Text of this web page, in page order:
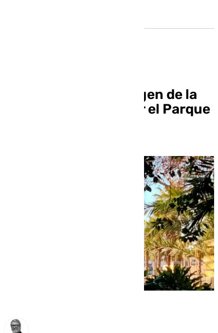
Y tras 82 años, la Virgen de la
Victoria volvió a pisar el Parque